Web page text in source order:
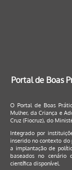
Portal de Boas
O Portal de Boas
Mulher, da Criança e
Cruz (Fiocruz), do
Integrado por
inserido no contexto do
a implantação de
baseados no cenário
científica disponível.